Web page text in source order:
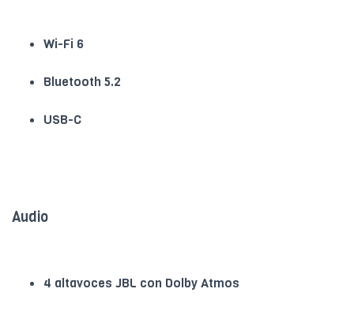
Wi-Fi 6
Bluetooth 5.2
USB-C
Audio
4 altavoces JBL con Dolby Atmos